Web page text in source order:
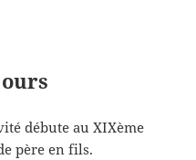
débute au XIXème
père en fils.